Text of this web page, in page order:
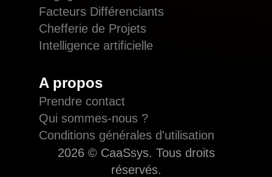
Facteurs Différenciants
Chefferie de Projets
Intelligence artificielle
A propos
Prendre contact
Qui sommes-nous ?
Conditions générales d'utilisation
2026 © CaaSsys. Tous droits
réservés.